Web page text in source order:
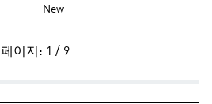
New
페이지: 1 / 9